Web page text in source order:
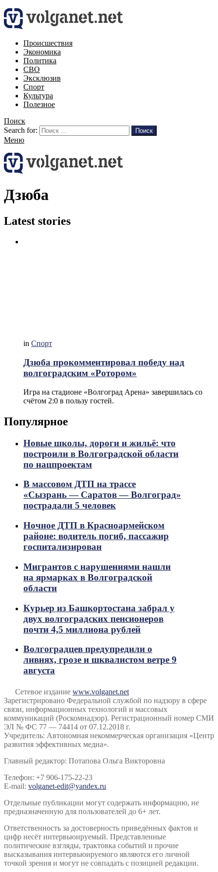
Происшествия
Экономика
Политика
СВО
Эксклюзив
Спорт
Культура
Полезное
Поиск
Search for:
Поиск
Меню
Дзюба
Latest stories
in Спорт
Дзюба прокомментировал победу над
волгоградским «Ротором»
Игра на стадионе «Волгоград Арена» завершилась со
счётом 2:0 в пользу гостей.
Популярное
Новые школы, дороги и жильё: что
построили в Волгоградской области
по нацпроектам
В массовом ДТП на трассе
«Сызрань — Саратов — Волгоград»
пострадали 5 человек
Ночное ДТП в Красноармейском
районе: водитель погиб, пассажир
госпитализирован
Мигрантов с нарушениями нашли
на ярмарках в Волгоградской
области
Курьер из Башкортостана забрал у
двух волгоградских пенсионеров
почти 4,5 миллиона рублей
Волгоградцев предупредили о
ливнях, грозе и шквалистом ветре 9
августа
Сетевое издание www.volganet.net
Зарегистрировано Федеральной службой по надзору в сфере
связи, информационных технологий и массовых
коммуникаций (Роскомнадзор). Регистрационный номер СМИ
ЭЛ № ФС 77 — 74414 от 07.12.2018 г.
Учредитель: Автономная некоммерческая организация «Центр
развития эффективных медиа».
Главный редактор: Потапова Ольга Викторовна
Телефон: +7 906-175-22-23
E-mail: volganet-edit@yandex.ru
Отдельные публикации могут содержать информацию, не
предназначенную для пользователей до 6+ лет.
Ответственность за достоверность приведённых фактов и
цифр несёт интервьюируемый. Представленные
политические взгляды, трактовка событий и прочие
высказывания интервьюируемого являются его личной
точкой зрения и могут не совпадать с позицией редакции.